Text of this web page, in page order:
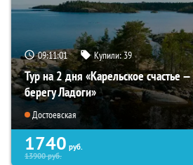
09:11:00 Купили:39
Тур на 2 дня «Карельское счастье
берегу Ладоги»
Достоевская
1740 руб.
13900руб.